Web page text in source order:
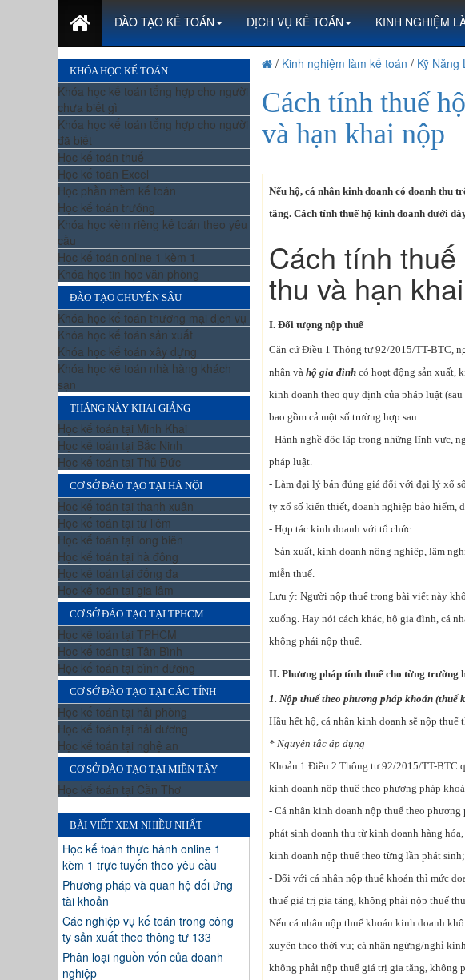
ĐÀO TẠO KẾ TOÁN DỊCH VỤ KẾ TOÁN KINH NGHIỆM
KHÓA HỌC KẾ TOÁN
Khóa học kế toán tổng hợp cho người
chưa biết gì
Khóa học kế toán tổng hợp cho người
đã biết
Học kế toán thuế
Học kế toán Excel
Học phần mềm kế toán
Học kế toán trưởng
Khóa học kèm riêng kế toán theo yêu
cầu
Học kế toán online 1 kèm 1
Khóa học tin học văn phòng
ĐÀO TẠO CHUYÊN SÂU
Khóa học kế toán thương mại dịch vụ
Khóa học kế toán sản xuất
Khóa học kế toán xây dựng
Khóa học kế toán nhà hàng khách
sạn
THÁNG NÀY KHAI GIẢNG
Học kế toán tại Minh Khai
Học kế toán tại Bắc Ninh
Học kế toán tại Thủ Đức
CƠ SỞ ĐÀO TẠO TẠI HÀ NỘI
Học kế toán tại thanh xuân
Học kế toán tại từ liêm
Học kế toán tại long biên
Học kế toán tại hà đông
Học kế toán tại đống đa
Học kế toán tại gia lâm
CƠ SỞ ĐÀO TẠO TẠI TPHCM
Học kế toán tại TPHCM
Học kế toán tại Tân Bình
Học kế toán tại bình dương
CƠ SỞ ĐÀO TẠO TẠI CÁC TỈNH
Học kế toán tại hải phòng
Học kế toán tại hải dương
Học kế toán tại nghệ an
CƠ SỞ ĐÀO TẠO TẠI MIỀN TÂY
Học kế toán tại Cần Thơ
BÀI VIẾT XEM NHIỀU NHẤT
Học kế toán thực hành online 1
kèm 1 trực tuyến theo yêu cầu
Phương pháp và quan hệ đối ứng
tài khoản
Các nghiệp vụ kế toán trong công
ty sản xuất theo thông tư 133
Phân loại nguồn vốn của doanh
nghiệp
/ Kinh nghiệm làm kế toán / Kỹ Năng
Cách tính thuế
và hạn khai nộp
Nếu hộ, cá nhân kinh doanh có doanh thu
tăng. Cách tính thuế hộ kinh doanh dưới
Cách tính
thu và hạn
I. Đối tượng nộp thuế
Căn cứ Điều 1 Thông tư 92/2015/TT-BTC,
nhân và hộ gia đình có hoạt động sản xuất,
kinh doanh theo quy định của pháp luật
bao gồm cả một số trường hợp sau:
- Hành nghề độc lập trong những lĩnh vực,
pháp luật.
- Làm đại lý bán đúng giá đối với đại lý xổ
ty xổ số kiến thiết, doanh nghiệp bảo hiểm,
- Hợp tác kinh doanh với tổ chức.
- Sản xuất, kinh doanh nông nghiệp, lâm
miễn thuế.
Lưu ý: Người nộp thuế trong bài viết này
xuống. Hay nói cách khác, hộ gia đình, cá
không phải nộp thuế.
II. Phương pháp tính thuế cho từng trường
1. Nộp thuế theo phương pháp khoán (thuế
Hầu hết hộ, cá nhân kinh doanh sẽ nộp thuế
* Nguyên tắc áp dụng
Khoản 1 Điều 2 Thông tư 92/2015/TT-BTC
kinh doanh nộp thuế theo phương pháp
- Cá nhân kinh doanh nộp thuế theo
phát sinh doanh thu từ kinh doanh hàng
kinh doanh nộp thuế theo từng lần phát
- Đối với cá nhân nộp thuế khoán thì mức
thuế giá trị gia tăng, không phải nộp thuế
Nếu cá nhân nộp thuế khoán kinh doanh
xuyên theo thời vụ; cá nhân ngừng/nghỉ
không phải nộp thuế giá trị gia tăng, không